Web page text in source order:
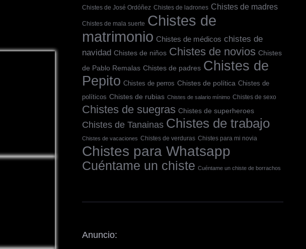
Chistes de José Ordóñez Chistes de ladrones Chistes de madres
Chistes de mala suerte Chistes de
matrimonio Chistes de médicos chistes de
navidad Chistes de niños Chistes de novios Chistes
de Pablo Remalas Chistes de padres Chistes de
Pepito Chistes de perros Chistes de política Chistes de
políticos Chistes de rubias Chistes de salario mínimo Chistes de sexo
Chistes de suegras Chistes de superheroes
Chistes de Tanainas Chistes de trabajo
Chistes de vacaciones Chistes de verduras Chistes para mi novia
Chistes para Whatsapp
Cuéntame un chiste Cuéntame un chiste de borrachos
Anuncio: